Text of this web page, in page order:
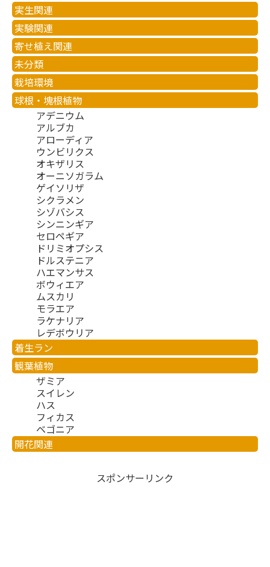
実生関連
実験関連
寄せ植え関連
未分類
栽培環境
球根・塊根植物
アデニウム
アルブカ
アローディア
ウンビリクス
オキザリス
オーニソガラム
ゲイソリザ
シクラメン
シゾバシス
シンニンギア
セロペギア
ドリミオプシス
ドルステニア
ハエマンサス
ボウィエア
ムスカリ
モラエア
ラケナリア
レデボウリア
着生ラン
観葉植物
ザミア
スイレン
ハス
フィカス
ベゴニア
開花関連
スポンサーリンク